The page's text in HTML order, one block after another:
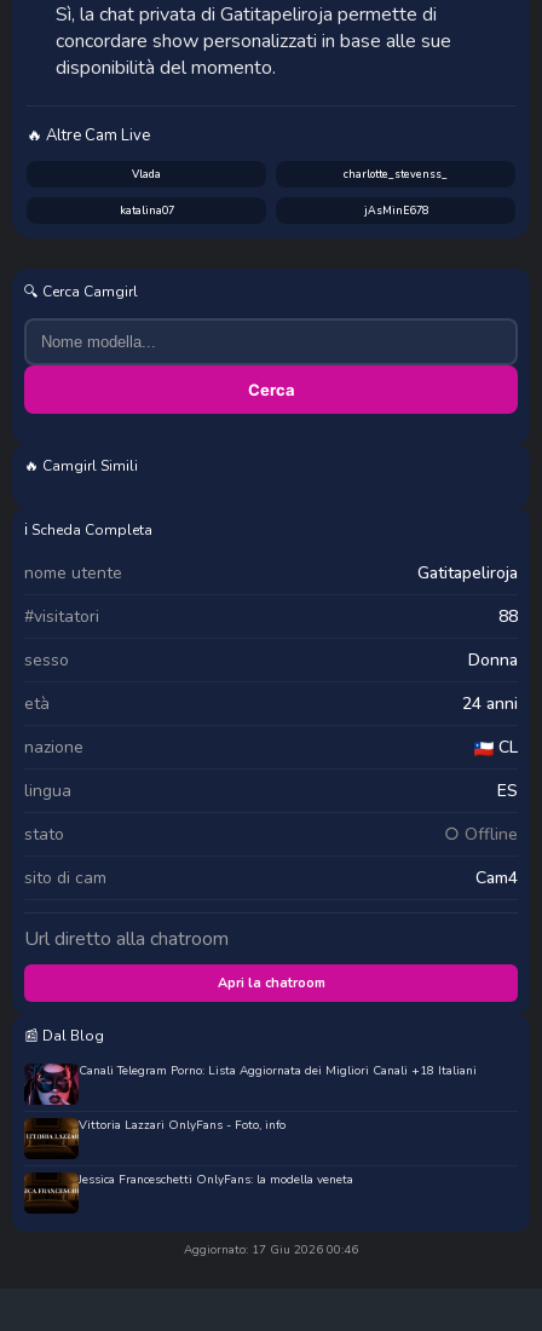
Sì, la chat privata di Gatitapeliroja permette di
concordare show personalizzati in base alle sue
disponibilità del momento.
🔥 Altre Cam Live
Vlada charlotte_stevenss_
katalina07 jAsMinE678
🔍 Cerca Camgirl
Cerca
🔥 Camgirl Simili
ℹ️ Scheda Completa
nome utente
Gatitapeliroja
#visitatori
88
sesso
Donna
età
24 anni
nazione
CL
lingua
ES
stato
○ Offline
sito di cam
Cam4
Url diretto alla chatroom
Apri la chatroom
📰 Dal Blog
Canali Telegram Porno: Lista Aggiornata dei Migliori Canali +18 Italiani
Vittoria Lazzari OnlyFans - Foto, info
Jessica Franceschetti OnlyFans: la modella veneta
Aggiornato: 17 Giu 2026 00:46